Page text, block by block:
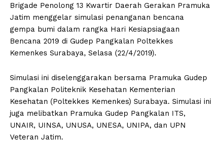
Brigade Penolong 13 Kwartir Daerah Gerakan Pramuka
Jatim menggelar simulasi penanganan bencana
gempa bumi dalam rangka Hari Kesiapsiagaan
Bencana 2019 di Gudep Pangkalan Poltekkes
Kemenkes Surabaya, Selasa (22/4/2019).
Simulasi ini diselenggarakan bersama Pramuka Gudep
Pangkalan Politeknik Kesehatan Kementerian
Kesehatan (Poltekkes Kemenkes) Surabaya. Simulasi ini
juga melibatkan Pramuka Gudep Pangkalan ITS,
UNAIR, UINSA, UNUSA, UNESA, UNIPA, dan UPN
Veteran Jatim.